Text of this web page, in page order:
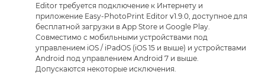
Editor требуется подключение к Интернету и
приложение Easy-PhotoPrint Editor v1.9.0, доступное для
бесплатной загрузки в App Store и Google Play.
Совместимо с мобильными устройствами под
управлением iOS / iPadOS (iOS 15 и выше) и устройствами
Android под управлением Android 7 и выше.
Допускаются некоторые исключения.